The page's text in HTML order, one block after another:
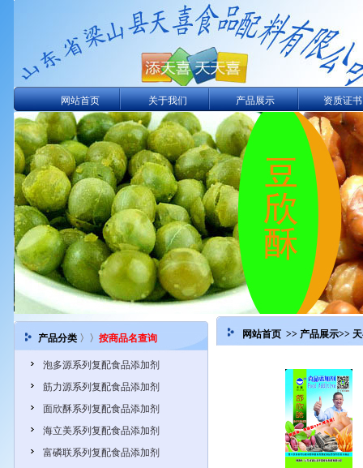
网站首页 关于我们 产品展示 资质证书
产品分类 〉〉 按商品名查询
泡多源系列复配食品添加剂
筋力源系列复配食品添加剂
面欣酥系列复配食品添加剂
海立美系列复配食品添加剂
富磷联系列复配食品添加剂
网站首页 >> 产品展示>>